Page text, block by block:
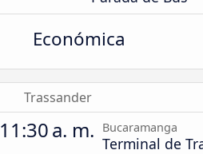
Económica
Trassander
11:30 a. m. Bucaramanga
Terminal de